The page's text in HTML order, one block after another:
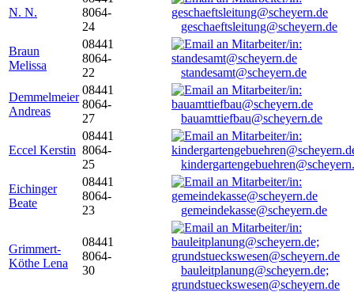
N. N.
8064-
24
geschaeftsleitung@scheyern.de
Braun
Melissa
08441
8064-
22
standesamt@scheyern.de
Demmelmeier
Andreas
08441
8064-
27
bauamttiefbau@scheyern.de
Eccel Kerstin
08441
8064-
25
Eichinger
Beate
08441
8064-
23
gemeindekasse@scheyern.de
Grimmert-
Köthe Lena
08441
8064-
30
bauleitplanung@scheyern.de;
grundstueckswesen@scheyern.de